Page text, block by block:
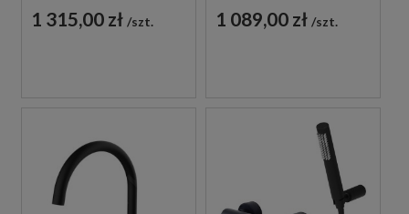
CZARNA
1 315,00 zł szt.
CZARNA
1 089,00 zł szt.